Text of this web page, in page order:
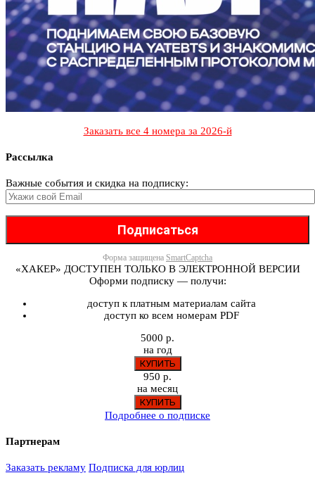
Заказать все 4 номера за 2026-й
Рассылка
Важные события и скидка на подписку:
Форма защищена SmartCaptcha
«ХАКЕР» ДОСТУПЕН ТОЛЬКО В ЭЛЕКТРОННОЙ ВЕРСИИ
Оформи подписку — получи:
доступ к платным материалам сайта
доступ ко всем номерам PDF
5000 р.
на год
950 р.
на месяц
Подробнее о подписке
Партнерам
Заказать рекламу Подписка для юрлиц